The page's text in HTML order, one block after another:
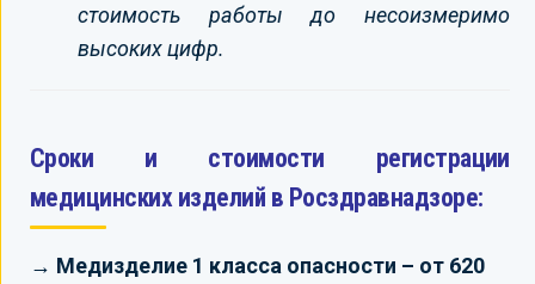
стоимость работы до несоизмеримо
высоких цифр.
Сроки и стоимости регистрации
медицинских изделий в Росздравнадзоре:
→ Медизделие 1 класса опасности – от 620